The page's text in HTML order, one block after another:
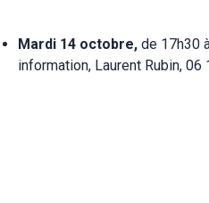
Mardi 14 octobre, de 17h30
information, Laurent Rubin, 06